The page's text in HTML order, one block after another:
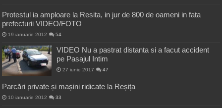
Protestul ia amploare la Resita, in jur de 800 de oameni in fata
prefecturii VIDEO/FOTO
19 ianuarie 2012 54
VIDEO Nu a pastrat distanta si a facut accident
pe Pasajul Intim
27 iunie 2017 47
Parcări private și mașini ridicate la Reșița
10 ianuarie 2012 33